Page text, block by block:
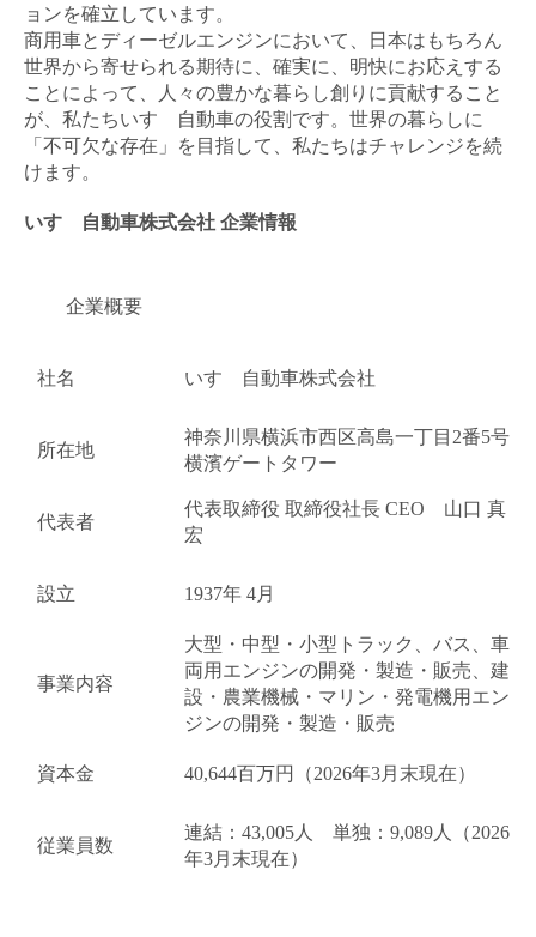
ョンを確立しています。
商用車とディーゼルエンジンにおいて、日本はもちろん
世界から寄せられる期待に、確実に、明快にお応えする
ことによって、人々の豊かな暮らし創りに貢献すること
が、私たちいすゞ自動車の役割です。世界の暮らしに
「不可欠な存在」を目指して、私たちはチャレンジを続
けます。
いすゞ自動車株式会社 企業情報
企業概要
社名 いすゞ自動車株式会社
所在地
神奈川県横浜市西区高島一丁目2番5号
横濱ゲートタワー
代表者
代表取締役 取締役社長 CEO 山口 真
宏
設立 1937年 4月
事業内容
大型・中型・小型トラック、バス、車
両用エンジンの開発・製造・販売、建
設・農業機械・マリン・発電機用エン
ジンの開発・製造・販売
資本金 40,644百万円（2026年3月末現在）
従業員数
連結：43,005人 単独：9,089人（2026
年3月末現在）